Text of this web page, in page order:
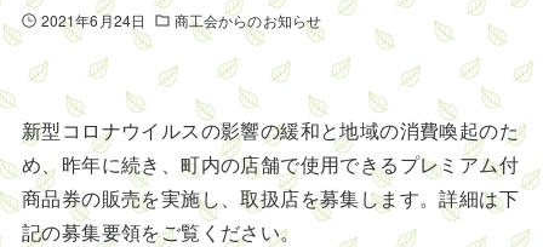
2021年6月24日 商工会からのお知らせ
新型コロナウイルスの影響の緩和と地域の消費喚起のた
め、昨年に続き、町内の店舗で使用できるプレミアム付
商品券の販売を実施し、取扱店を募集します。詳細は下
記の募集要領をご覧ください。